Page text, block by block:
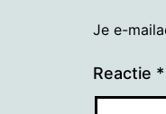
Je e-
Reactie *